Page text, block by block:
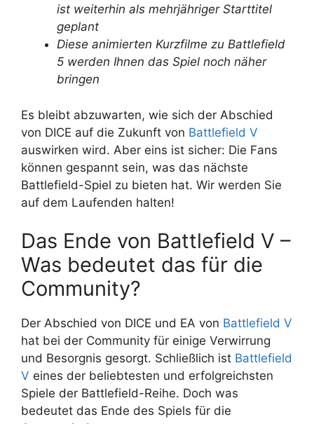
ist weiterhin als mehrjähriger Starttitel
geplant
Diese animierten Kurzfilme zu Battlefield
5 werden Ihnen das Spiel noch näher
bringen
Es bleibt abzuwarten, wie sich der Abschied
von DICE auf die Zukunft von Battlefield V
auswirken wird. Aber eins ist sicher: Die Fans
können gespannt sein, was das nächste
Battlefield-Spiel zu bieten hat. Wir werden Sie
auf dem Laufenden halten!
Das Ende von Battlefield V –
Was bedeutet das für die
Community?
Der Abschied von DICE und EA von Battlefield V
hat bei der Community für einige Verwirrung
und Besorgnis gesorgt. Schließlich ist Battlefield
V eines der beliebtesten und erfolgreichsten
Spiele der Battlefield-Reihe. Doch was
bedeutet das Ende des Spiels für die